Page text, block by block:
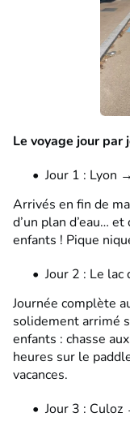
Le voyage jour par
Jour 1 : Lyon
Arrivés en fin de
d’un plan d’eau…
enfants ! Pique
Jour 2 : Le
Journée complète
solidement arrimé
enfants : chasse
heures sur le
vacances.
Jour 3 :